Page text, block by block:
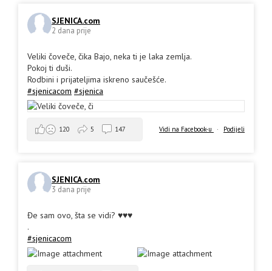
SJENICA.com
2 dana prije
Veliki čoveče, čika Bajo, neka ti je laka zemlja.
Pokoj ti duši.
Rodbini i prijateljima iskreno saučešće.
#sjenicacom #sjenica
Vidi na Facebook-u · Podijeli
120 5 147
SJENICA.com
3 dana prije
Đe sam ovo, šta se vidi? ♥️♥️♥️
.
#sjenicacom